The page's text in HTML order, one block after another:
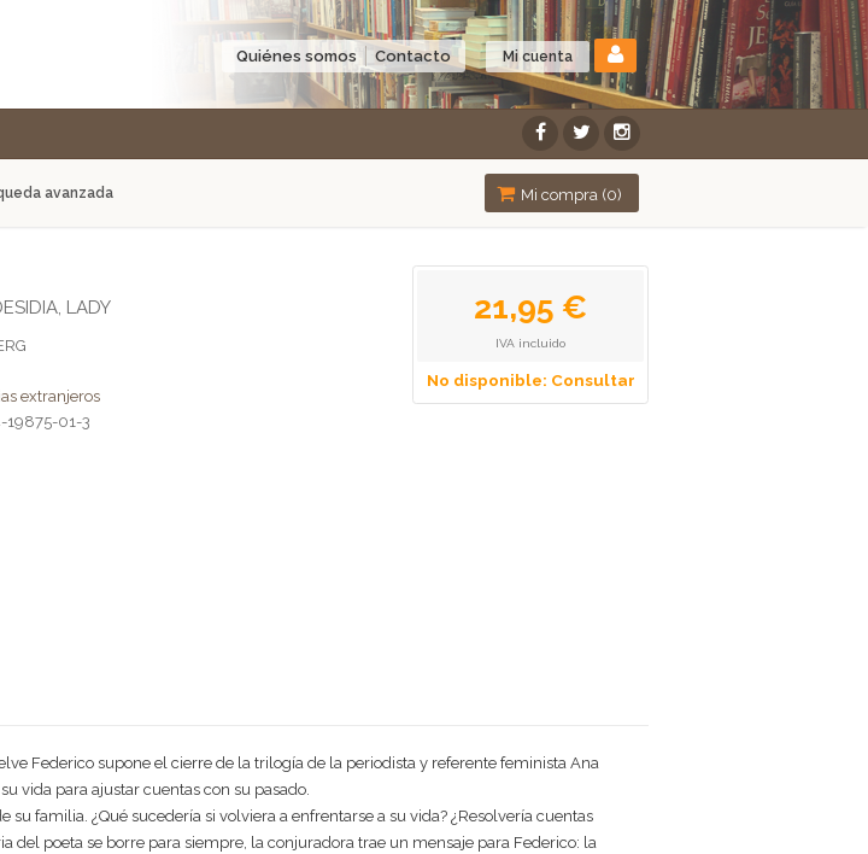
Mi cuenta
Quiénes somos Contacto
avanzada Mi compra (0)
LADY
extranjeros
01-3
21,95 €
IVA incluido
No disponible: Consultar
Federico supone el cierre de la trilogía de la periodista y referente feminista Ana
vida para ajustar cuentas con su pasado.
familia. ¿Qué sucedería si volviera a enfrentarse a su vida? ¿Resolvería cuentas
del poeta se borre para siempre, la conjuradora trae un mensaje para Federico: la